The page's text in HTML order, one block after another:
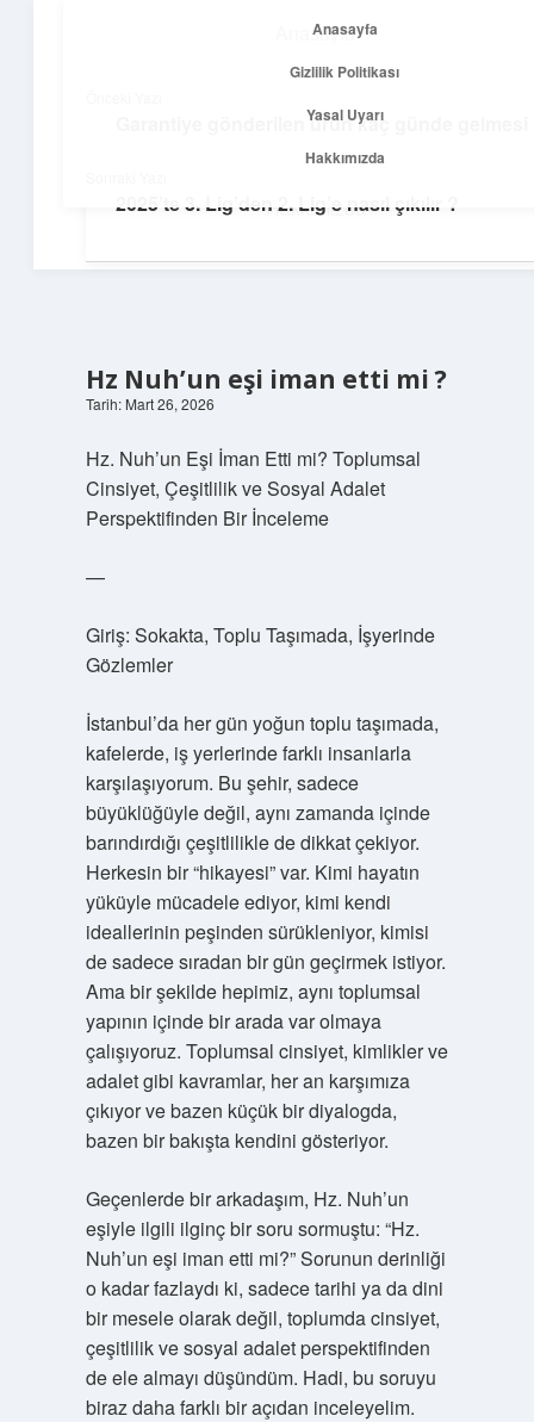
Anasayfa
Yasal Uyarı
Hakkımızda
Temiz Fikir Pınarı
Hz Nuh’un eşi iman etti mi ?
Tarih: Mart 26, 2026
Hz. Nuh’un Eşi İman Etti mi? Toplumsal
Cinsiyet, Çeşitlilik ve Sosyal Adalet
Perspektifinden Bir İnceleme
—
Giriş: Sokakta, Toplu Taşımada, İşyerinde
Gözlemler
İstanbul’da her gün yoğun toplu taşımada,
kafelerde, iş yerlerinde farklı insanlarla
karşılaşıyorum. Bu şehir, sadece
büyüklüğüyle değil, aynı zamanda içinde
barındırdığı çeşitlilikle de dikkat çekiyor.
Herkesin bir “hikayesi” var. Kimi hayatın
yüküyle mücadele ediyor, kimi kendi
ideallerinin peşinden sürükleniyor, kimisi
de sadece sıradan bir gün geçirmek istiyor.
Ama bir şekilde hepimiz, aynı toplumsal
yapının içinde bir arada var olmaya
çalışıyoruz. Toplumsal cinsiyet, kimlikler ve
adalet gibi kavramlar, her an karşımıza
çıkıyor ve bazen küçük bir diyalogda,
bazen bir bakışta kendini gösteriyor.
Geçenlerde bir arkadaşım, Hz. Nuh’un
eşiyle ilgili ilginç bir soru sormuştu: “Hz.
Nuh’un eşi iman etti mi?” Sorunun derinliği
o kadar fazlaydı ki, sadece tarihi ya da dini
bir mesele olarak değil, toplumda cinsiyet,
çeşitlilik ve sosyal adalet perspektifinden
de ele almayı düşündüm. Hadi, bu soruyu
biraz daha farklı bir açıdan inceleyelim.
Garantiye gönderilen ürün kaç günde
2025’te 3. Lig’den 2. Lig’e nasıl çıkılır ?
Anasayfa
Gizlilik Politikası
Yasal Uyarı
Hakkımızda